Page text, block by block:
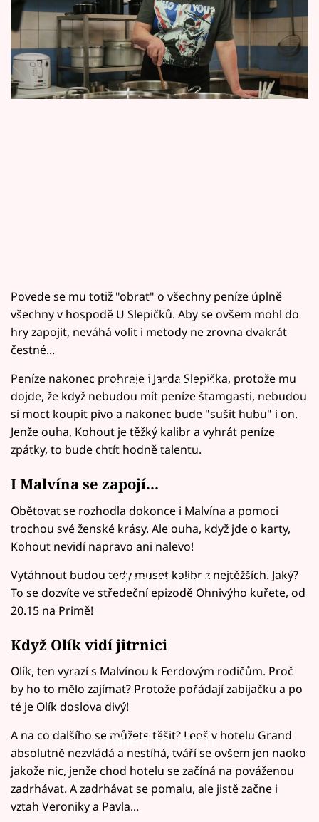
Sledujte prima+
Filmový festival Karlovy Vary
temná stránka – nezdravý vztah ke kartám a
hazardním hrám obecně!
Povede se mu totiž "obrat" o všechny peníze úplně
všechny v hospodě U Slepičků. Aby se ovšem mohl do
hry zapojit, neváhá volit i metody ne zrovna dvakrát
čestné...
Failed to fetch
Peníze nakonec prohraje i Jarda Slepička, protože mu
dojde, že když nebudou mít peníze štamgasti, nebudou
si moct koupit pivo a nakonec bude "sušit hubu" i on.
Jenže ouha, Kohout je těžký kalibr a vyhrát peníze
zpátky, to bude chtít hodně talentu.
I Malvína se zapojí...
Obětovat se rozhodla dokonce i Malvína a pomoci
trochou své ženské krásy. Ale ouha, když jde o karty,
Kohout nevidí napravo ani nalevo!
Failed to fetch
Vytáhnout budou tedy muset kalibr z nejtěžších. Jaký?
To se dozvíte ve středeční epizodě Ohnivýho kuřete, od
20.15 na Primě!
Když Olík vidí jitrnici
Olík, ten vyrazí s Malvínou k Ferdovým rodičům. Proč
by ho to mělo zajímat? Protože pořádají zabijačku a po
té je Olík doslova divý!
Failed to fetch
A na co dalšího se můžete těšit? Leoš v hotelu Grand
absolutně nezvládá a nestíhá, tváří se ovšem jen naoko
jakože nic, jenže chod hotelu se začíná na pováženou
zadrhávat. A zadrhávat se pomalu, ale jistě začne i
vztah Veroniky a Pavla...